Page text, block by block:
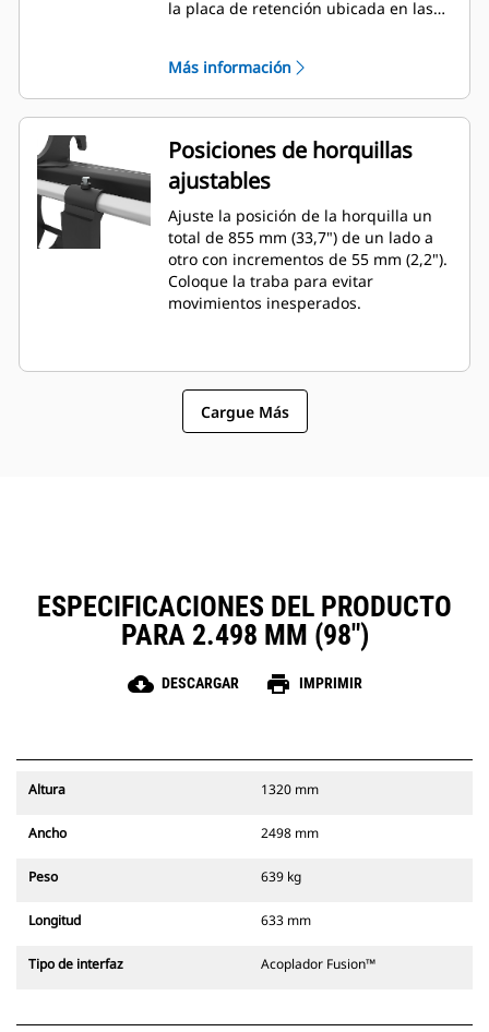
la placa de retención ubicada en las
Más información
Posiciones de horquillas
ajustables
Ajuste la posición de la horquilla un
total de 855 mm (33,7") de un lado a
otro con incrementos de 55 mm (2,2").
Coloque la traba para evitar
movimientos inesperados.
Cargue Más
ESPECIFICACIONES DEL PRODUCTO
PARA 2.498 MM (98")
cloud_download DESCARGAR print IMPRIMIR
Altura 1320 mm
Ancho 2498 mm
Peso 639 kg
Longitud 633 mm
Tipo de interfaz Acoplador Fusion™